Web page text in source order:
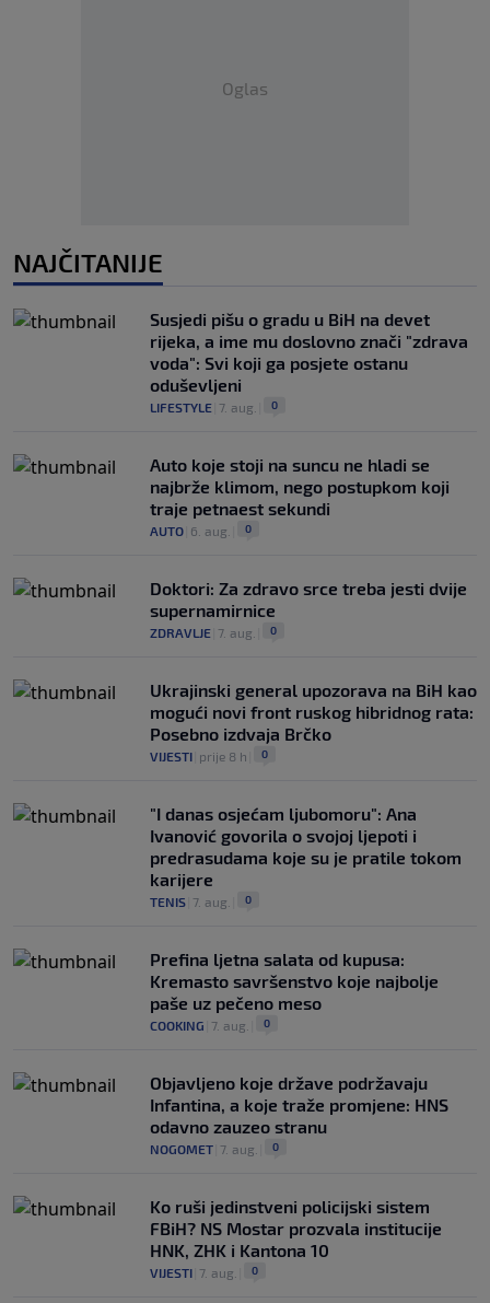
Oglas
NAJČITANIJE
Susjedi pišu o gradu u BiH na devet
rijeka, a ime mu doslovno znači "zdrava
voda": Svi koji ga posjete ostanu
oduševljeni
LIFESTYLE 7. aug. 0
Auto koje stoji na suncu ne hladi se
najbrže klimom, nego postupkom koji
traje petnaest sekundi
AUTO 6. aug. 0
Doktori: Za zdravo srce treba jesti dvije
supernamirnice
ZDRAVLJE 7. aug. 0
Ukrajinski general upozorava na BiH kao
mogući novi front ruskog hibridnog rata:
Posebno izdvaja Brčko
VIJESTI prije 8 h 0
"I danas osjećam ljubomoru": Ana
Ivanović govorila o svojoj ljepoti i
predrasudama koje su je pratile tokom
karijere
TENIS 7. aug. 0
Prefina ljetna salata od kupusa:
Kremasto savršenstvo koje najbolje
paše uz pečeno meso
COOKING 7. aug. 0
Objavljeno koje države podržavaju
Infantina, a koje traže promjene: HNS
odavno zauzeo stranu
NOGOMET 7. aug. 0
Ko ruši jedinstveni policijski sistem
FBiH? NS Mostar prozvala institucije
HNK, ZHK i Kantona 10
VIJESTI 7. aug. 0